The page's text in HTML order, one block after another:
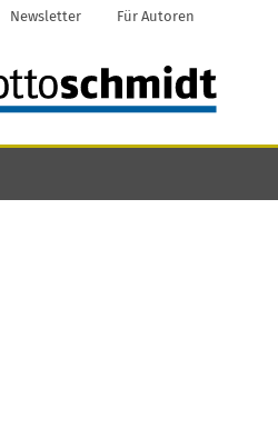
Newsletter Für Autoren